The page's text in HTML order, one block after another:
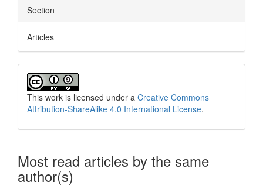
Section
Articles
This work is licensed under a Creative Commons
Attribution-ShareAlike 4.0 International License.
Most read articles by the same
author(s)